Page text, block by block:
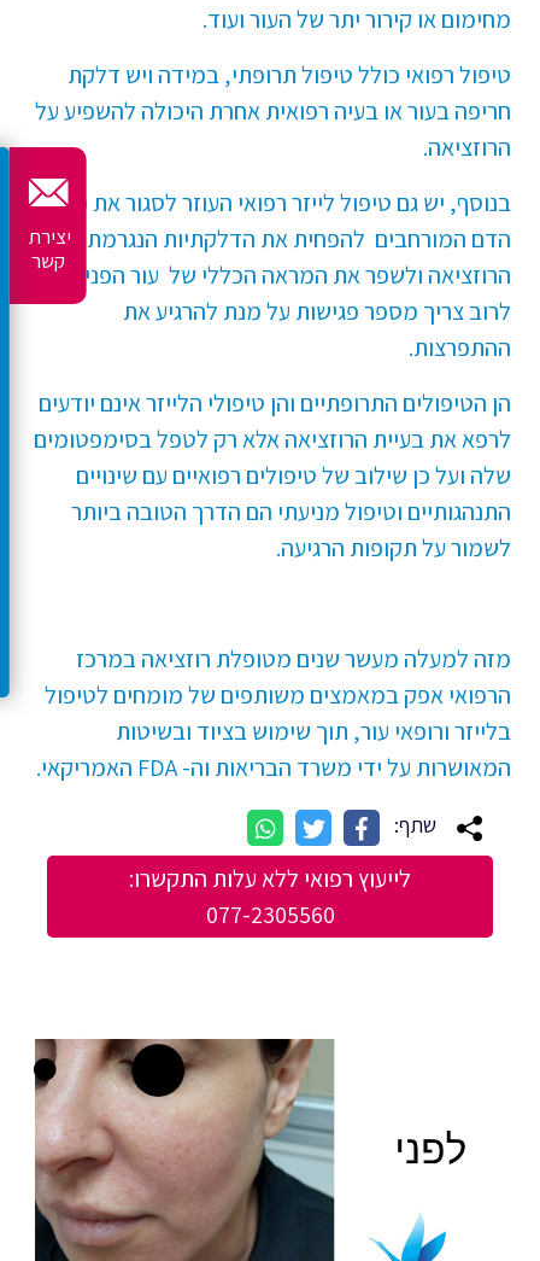
יצירת
קשר
מחימום או קירור יתר של העור ועוד.
טיפול רפואי כולל טיפול תרופתי, במידה ויש דלקת
חריפה בעור או בעיה רפואית אחרת היכולה להשפיע על
הרוזציאה.
בנוסף, יש גם טיפול לייזר רפואי העוזר לסגור את כלי
הדם המורחבים להפחית את הדלקתיות הנגרמת עקב
הרוזציאה ולשפר את המראה הכללי של עור הפנים.
לרוב צריך מספר פגישות על מנת להרגיע את
ההתפרצות.
הן הטיפולים התרופתיים והן טיפולי הלייזר אינם יודעים
לרפא את בעיית הרוזציאה אלא רק לטפל בסימפטומים
שלה ועל כן שילוב של טיפולים רפואיים עם שינויים
התנהגותיים וטיפול מניעתי הם הדרך הטובה ביותר
לשמור על תקופות הרגיעה.
מזה למעלה מעשר שנים מטופלת רוזציאה במרכז
הרפואי אפק במאמצים משותפים של מומחים לטיפול
בלייזר ורופאי עור, תוך שימוש בציוד ובשיטות
המאושרות על ידי משרד הבריאות וה- FDA האמריקאי.
שתף:
לייעוץ רפואי ללא עלות התקשרו:
077-2305560